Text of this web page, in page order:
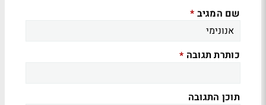
שם המגיב *
כותרת תגובה *
תוכן התגובה